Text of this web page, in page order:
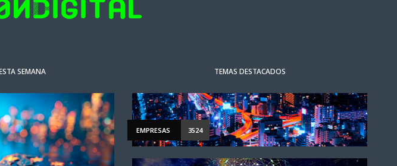
NOTICIAS DESTACADAS
SEMANA TEMAS DESTACADOS
EMPRESAS 3524